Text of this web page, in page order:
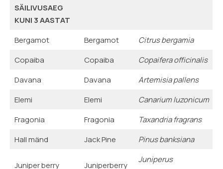
SÄILIVUSAEG
KUNI 3 AASTAT
Bergamot
Bergamot
Citrus bergamia
Copaiba
Copaiba
Copaifera officinalis
Davana
Davana
Artemisia pallens
Elemi
Elemi
Canarium luzonicum
Fragonia
Fragonia
Taxandria fragrans
Hall mänd
Jack Pine Pinus banksiana
Juniper berry Juniperberry
Juniperus